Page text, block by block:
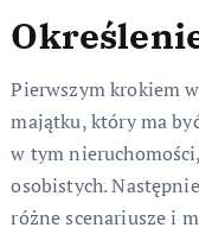
Pierwszym krokiem
majątku, który ma
w tym
osobistych.
różne scenariusze i